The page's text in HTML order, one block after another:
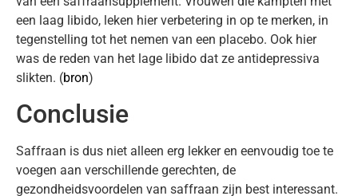
een laag libido, leken hier verbetering in op te merken, in
tegenstelling tot het nemen van een placebo. Ook hier
was de reden van het lage libido dat ze antidepressiva
slikten. (bron)
Conclusie
Saffraan is dus niet alleen erg lekker en eenvoudig toe te
voegen aan verschillende gerechten, de
gezondheidsvoordelen van saffraan zijn best interessant.